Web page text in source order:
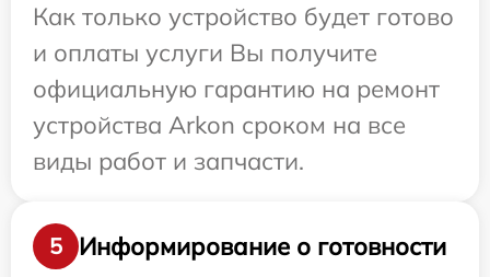
Как только устройство будет готово
и оплаты услуги Вы получите
официальную гарантию на ремонт
устройства Arkon сроком на все
виды работ и запчасти.
5
Информирование о готовности